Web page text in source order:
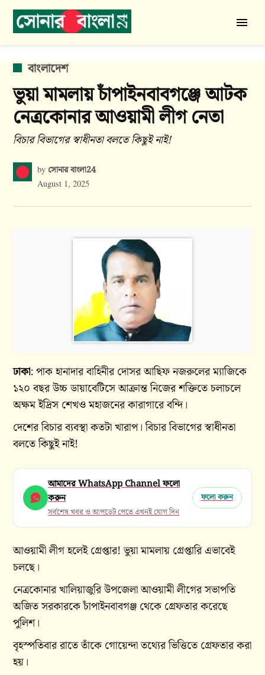
Skip
বাংলা
24
POSTED
বাংলাদেশ
ভুয়া মামলায় চাঁপাইনবাবগঞ্জে আটক
নেত্রকোনার আওয়ামী লীগ নেতা
বিচার বিভাগের স্বাধীনতা বলতে কিছুই নাই!
by সোনার বাংলা24
August 1, 2025
ঢাকা: পাক হানাদার বাহিনীর দোসর আছিফ নজরুলের ম্যাজিকে
১২০ বছর উচ্চ ডায়াবেটিসে আক্রান্ত নিজের শক্তিতে চলাচলে
অক্ষম ইদ্রিস শেখও মহাজনের কারাগারে বন্দি।
দেশের বিচার ব্যবস্থা কতটা খারাপ। বিচার বিভাগের স্বাধীনতা
বলতে কিছুই নাই!
আমাদের WhatsApp Channel ফলো
করুন
সর্বশেষ খবর ও আপডেট পেতে এখনই যোগ দিন
ফলো করুন
আওয়ামী লীগ হলেই গ্রেপ্তার! ভুয়া মামলায় গ্রেপ্তারি এভাবেই
চলছে।
নেত্রকোনার খালিয়াজুরি উপজেলা আওয়ামী লীগের সভাপতি
অজিত সরকারকে চাঁপাইনবাবগঞ্জ থেকে গ্রেফতার করেছে
পুলিশ।
বৃহস্পতিবার রাতে তাঁকে গোয়েন্দা তথ্যের ভিত্তিতে গ্রেফতার করা
হয়।